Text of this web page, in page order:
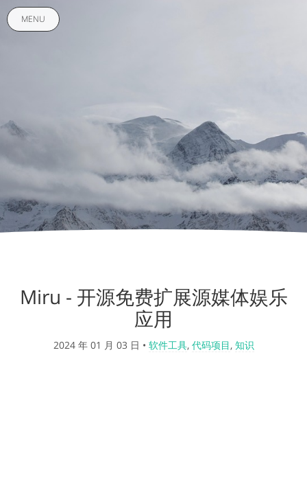
MENU
Miru - 开源免费扩展源媒体娱乐
应用
2024 年 01 月 03 日 • 软件工具, 代码项目, 知识